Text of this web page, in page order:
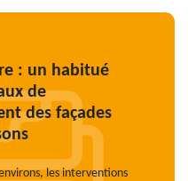
: un habitué
de
des façades
les interventions